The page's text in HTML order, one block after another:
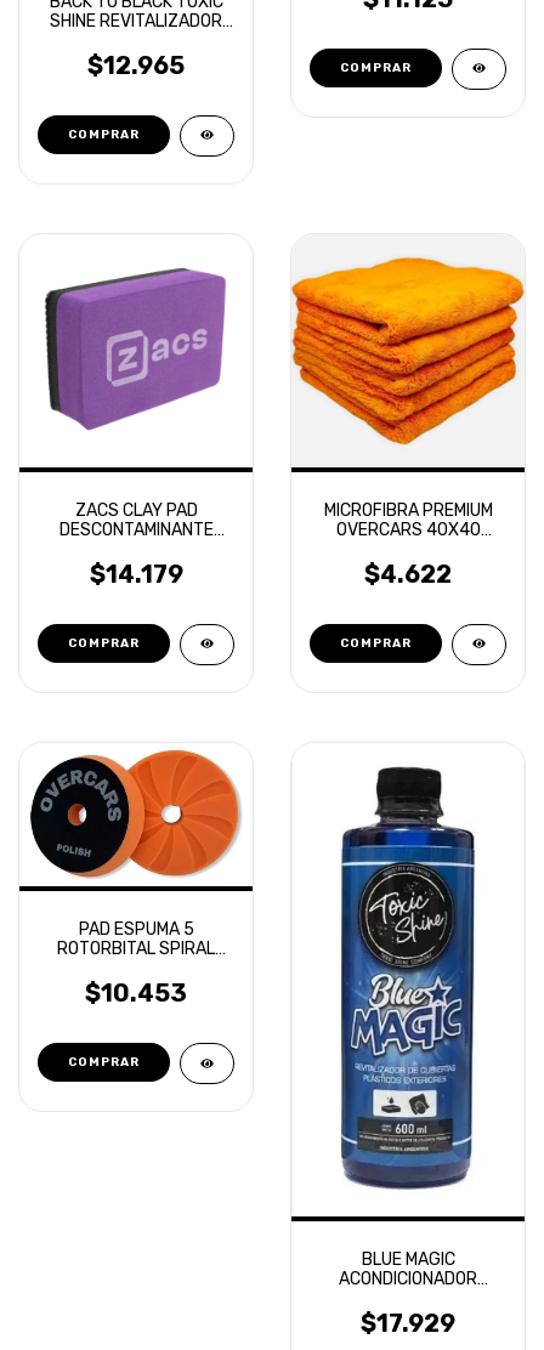
SHINE REVITALIZADOR
AEROSOL
$12.965
ZACS CLAY PAD
DESCONTAMINANTE
$14.179
MICROFIBRA PREMIUM
OVERCARS 40X40
$4.622
PAD ESPUMA 5
ROTORBITAL SPIRAL
OVERCARS
$10.453
BLUE MAGIC
ACONDICIONADOR
SHINE
$17.929